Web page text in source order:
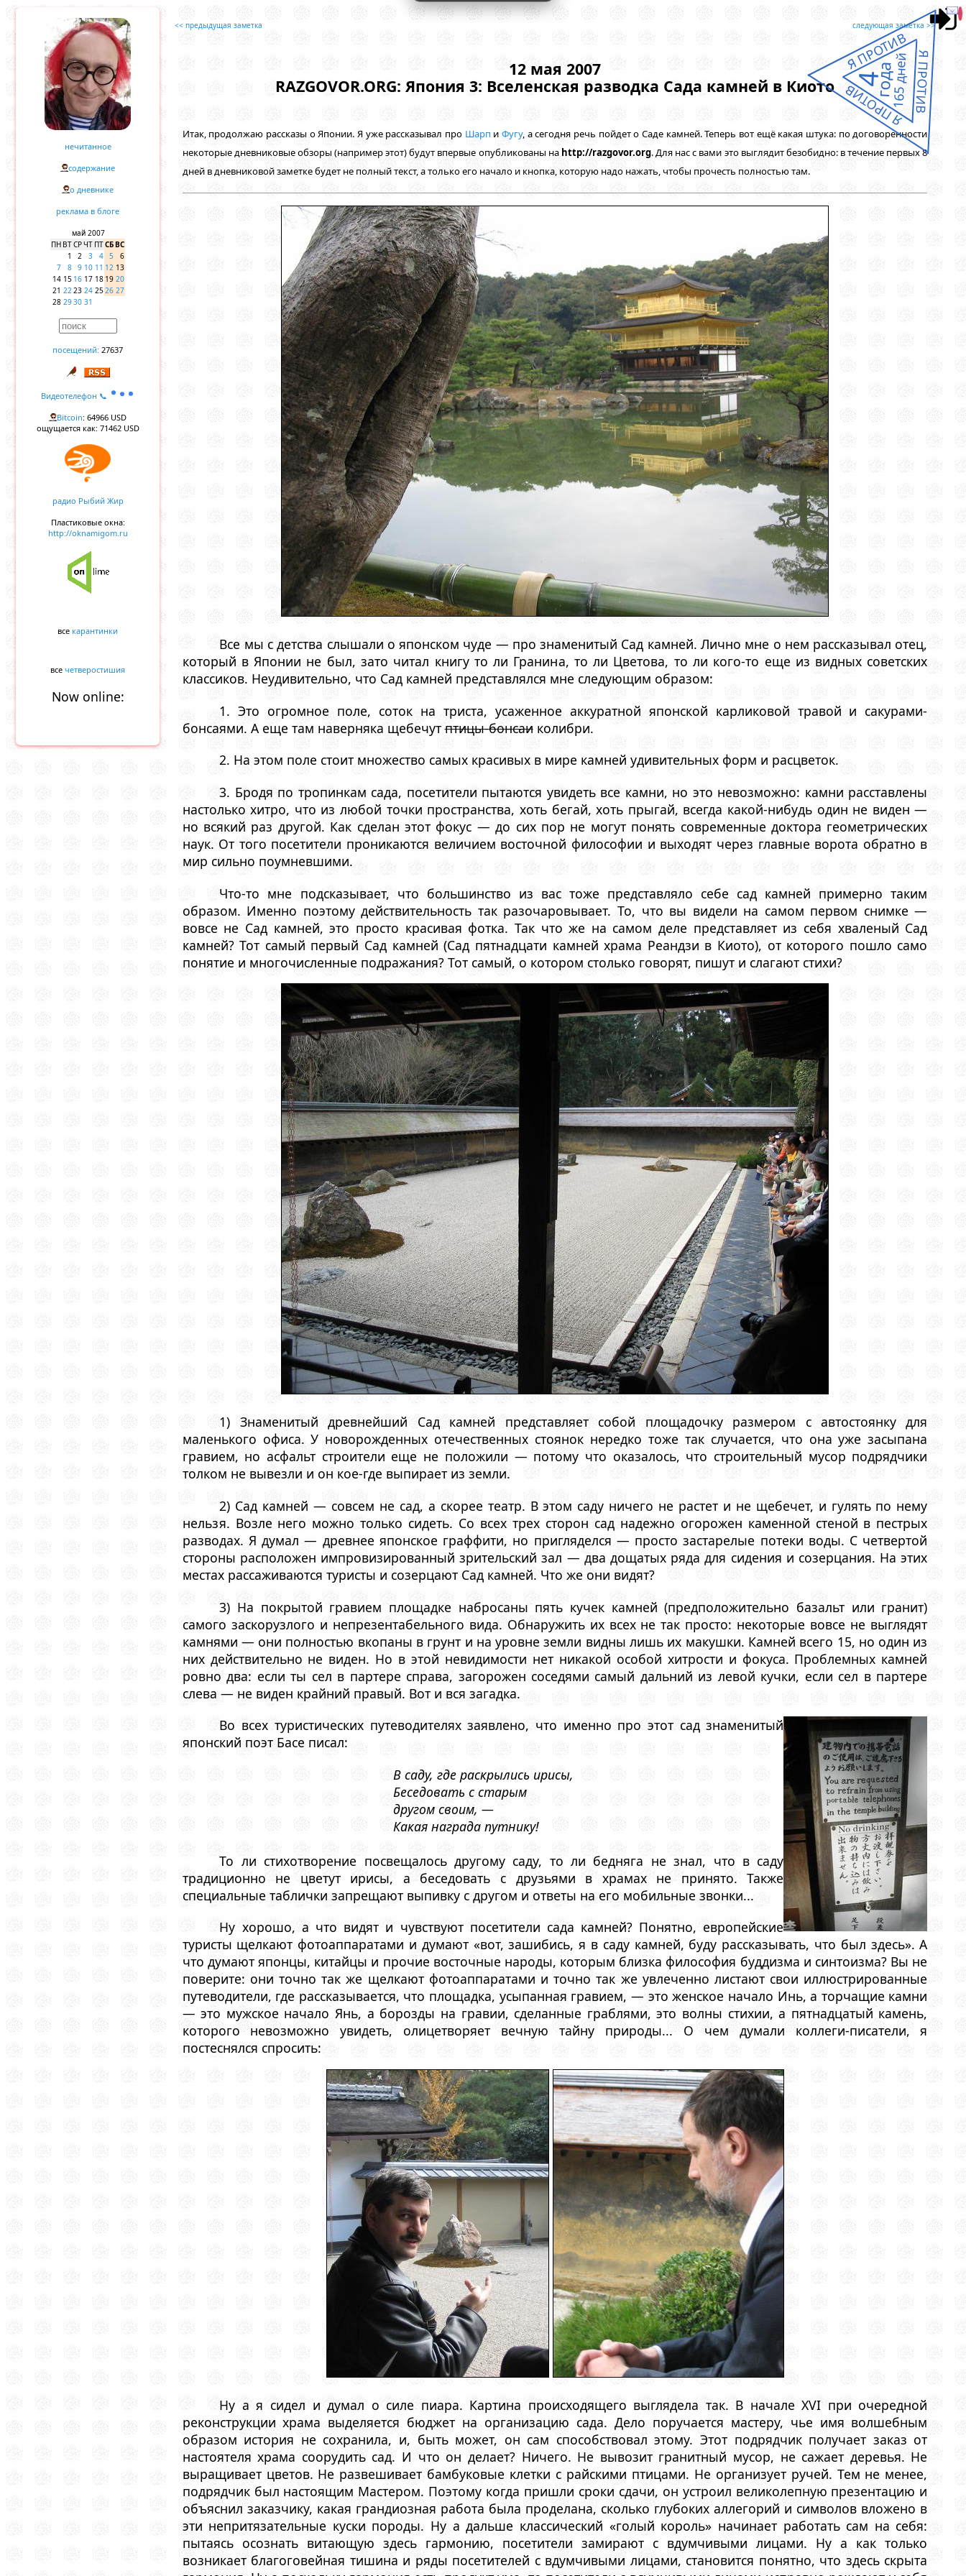
нечитанное
содержание
о дневнике
реклама в блоге
май 2007
ПН ВТСРЧТ ПТСБВС
1
2 3 4 5
6
7
8 9 10 11 12 13
14 15 16 17 18 19 20
21 2223 24 2526 27
28 2930 31
посещений: 27637
Видеотелефон 📞
Bitcoin: 64966 USD
ощущается как: 71462 USD
радио Рыбий Жир
Пластиковые окна:
http://oknamigom.ru
все карантинки
все четверостишия
Now online:
<< предыдущая заметка следующая заметка >>
12 мая 2007
RAZGOVOR.ORG: Япония 3: Вселенская разводка Сада камней в Киото
Итак, продолжаю рассказы о Японии. Я уже рассказывал про Шарп иФугу, а сегодня речь пойдет о Саде камней. Теперь вот ещё какая штука: по договоренности
некоторые дневниковые обзоры (например этот) будут впервые опубликованы на http://razgovor.org. Для нас с вами это выглядит безобидно: в течение первых 8
дней в дневниковой заметке будет не полный текст, а только его начало и кнопка, которую надо нажать, чтобы прочесть полностью там.
Все мы с детства слышали о японском чуде — про знаменитый Сад камней. Лично мне о нем рассказывал отец,
который в Японии не был, зато читал книгу то ли Гранина, то ли Цветова, то ли кого-то еще из видных советских
классиков. Неудивительно, что Сад камней представлялся мне следующим образом:
1. Это огромное поле, соток на триста, усаженное аккуратной японской карликовой травой и сакурами-
бонсаями. А еще там наверняка щебечутптицы-бонсаиколибри.
2. На этом поле стоит множество самых красивых в мире камней удивительных форм и расцветок.
3. Бродя по тропинкам сада, посетители пытаются увидеть все камни, но это невозможно: камни расставлены
настолько хитро, что из любой точки пространства, хоть бегай, хоть прыгай, всегда какой-нибудь один не виден —
но всякий раз другой. Как сделан этот фокус — до сих пор не могут понять современные доктора геометрических
наук. От того посетители проникаются величием восточной философии и выходят через главные ворота обратно в
мир сильно поумневшими.
Что-то мне подсказывает, что большинство из вас тоже представляло себе сад камней примерно таким
образом. Именно поэтому действительность так разочаровывает. То, что вы видели на самом первом снимке —
вовсе не Сад камней, это просто красивая фотка. Так что же на самом деле представляет из себя хваленый Сад
камней? Тот самый первый Сад камней (Сад пятнадцати камней храма Реандзи в Киото), от которого пошло само
понятие и многочисленные подражания? Тот самый, о котором столько говорят, пишут и слагают стихи?
1) Знаменитый древнейший Сад камней представляет собой площадочку размером с автостоянку для
маленького офиса. У новорожденных отечественных стоянок нередко тоже так случается, что она уже засыпана
гравием, но асфальт строители еще не положили — потому что оказалось, что строительный мусор подрядчики
толком не вывезли и он кое-где выпирает из земли.
2) Сад камней — совсем не сад, а скорее театр. В этом саду ничего не растет и не щебечет, и гулять по нему
нельзя. Возле него можно только сидеть. Со всех трех сторон сад надежно огорожен каменной стеной в пестрых
разводах. Я думал — древнее японское граффити, но пригляделся — просто застарелые потеки воды. С четвертой
стороны расположен импровизированный зрительский зал — два дощатых ряда для сидения и созерцания. На этих
местах рассаживаются туристы и созерцают Сад камней. Что же они видят?
3) На покрытой гравием площадке набросаны пять кучек камней (предположительно базальт или гранит)
самого заскорузлого и непрезентабельного вида. Обнаружить их всех не так просто: некоторые вовсе не выглядят
камнями — они полностью вкопаны в грунт и на уровне земли видны лишь их макушки. Камней всего 15, но один из
них действительно не виден. Но в этой невидимости нет никакой особой хитрости и фокуса. Проблемных камней
ровно два: если ты сел в партере справа, загорожен соседями самый дальний из левой кучки, если сел в партере
слева — не виден крайний правый. Вот и вся загадка.
Во всех туристических путеводителях заявлено, что именно про этот сад знаменитый
японский поэт Басе писал:
В саду, где раскрылись ирисы,
Беседовать с старым
другом своим, —
Какая награда путнику!
То ли стихотворение посвещалось другому саду, то ли бедняга не знал, что в саду
традиционно не цветут ирисы, а беседовать с друзьями в храмах не принято. Также
специальные таблички запрещают выпивку с другом и ответы на его мобильные звонки...
Ну хорошо, а что видят и чувствуют посетители сада камней? Понятно, европейские
туристы щелкают фотоаппаратами и думают «вот, зашибись, я в саду камней, буду рассказывать, что был здесь». А
что думают японцы, китайцы и прочие восточные народы, которым близка философия буддизма и синтоизма? Вы не
поверите: они точно так же щелкают фотоаппаратами и точно так же увлеченно листают свои иллюстрированные
путеводители, где рассказывается, что площадка, усыпанная гравием, — это женское начало Инь, а торчащие камни
— это мужское начало Янь, а борозды на гравии, сделанные граблями, это волны стихии, а пятнадцатый камень,
которого невозможно увидеть, олицетворяет вечную тайну природы... О чем думали коллеги-писатели, я
постеснялся спросить:
Ну а я сидел и думал о силе пиара. Картина происходящего выглядела так. В начале XVI при очередной
реконструкции храма выделяется бюджет на организацию сада. Дело поручается мастеру, чье имя волшебным
образом история не сохранила, и, быть может, он сам способствовал этому. Этот подрядчик получает заказ от
настоятеля храма соорудить сад. И что он делает? Ничего. Не вывозит гранитный мусор, не сажает деревья. Не
выращивает цветов. Не развешивает бамбуковые клетки с райскими птицами. Не организует ручей. Тем не менее,
подрядчик был настоящим Мастером. Поэтому когда пришли сроки сдачи, он устроил великолепную презентацию и
объяснил заказчику, какая грандиозная работа была проделана, сколько глубоких аллегорий и символов вложено в
эти непритязательные куски породы. Ну а дальше классический «голый король» начинает работать сам на себя:
пытаясь осознать витающую здесь гармонию, посетители замирают с вдумчивыми лицами. Ну а как только
возникает благоговейная тишина и ряды посетителей с вдумчивыми лицами, становится понятно, что здесь скрыта
Я ПРОТИВ
Я ПРОТИВЯ ПРОТИВ
4
года165 дней